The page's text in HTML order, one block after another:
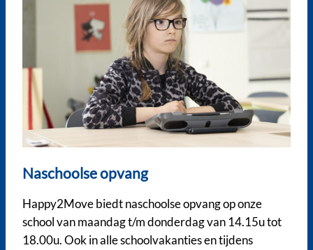
Naschoolse opvang
Happy2Move biedt naschoolse opvang op onze
school van maandag t/m donderdag van 14.15u tot
18.00u. Ook in alle schoolvakanties en tijdens